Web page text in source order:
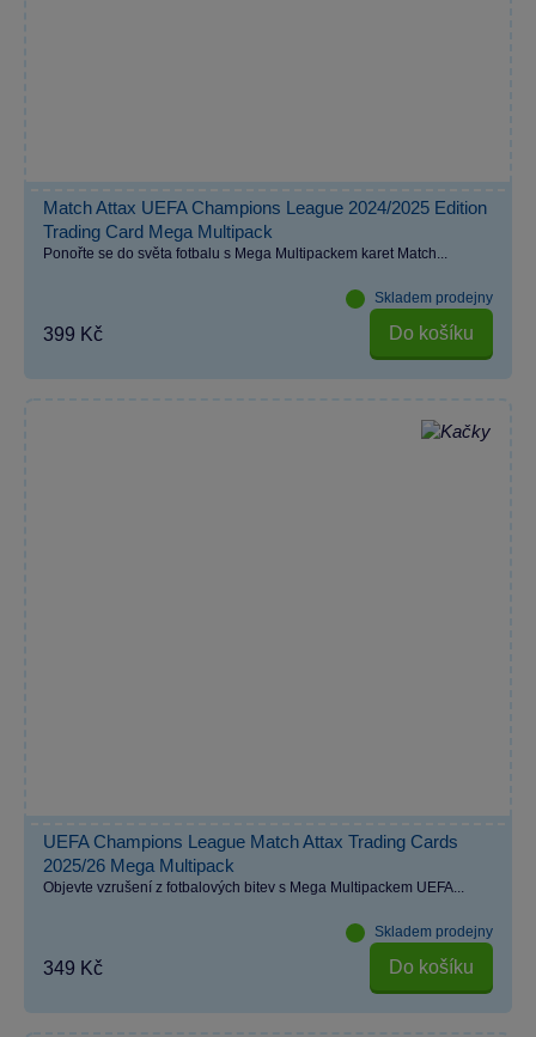
Match Attax UEFA Champions League 2024/2025 Edition
Trading Card Mega Multipack
Ponořte se do světa fotbalu s Mega Multipackem karet Match...
Skladem prodejny
399 Kč Do košíku
UEFA Champions League Match Attax Trading Cards
2025/26 Mega Multipack
Objevte vzrušení z fotbalových bitev s Mega Multipackem UEFA...
Skladem prodejny
349 Kč Do košíku